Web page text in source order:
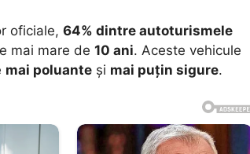
oficiale, 64% dintre autoturismele
mai mare de 10 ani. Aceste vehicule
mai poluante și mai puțin sigure.